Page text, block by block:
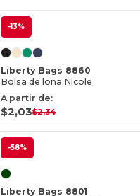
-13%
Liberty Bags 8860
Bolsa de lona Nicole
A partir de:
$2,03$2,34
-58%
Liberty Bags 8801